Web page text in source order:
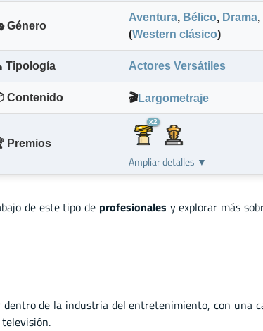
Género
Aventura, Bélico, Drama,
(Western clásico)
Tipología Actores Versátiles
Contenido 🎬Largometraje
Premios
x2
Ampliar detalles ▼
de este tipo de profesionales y explorar más
dentro de la industria del entretenimiento, con una